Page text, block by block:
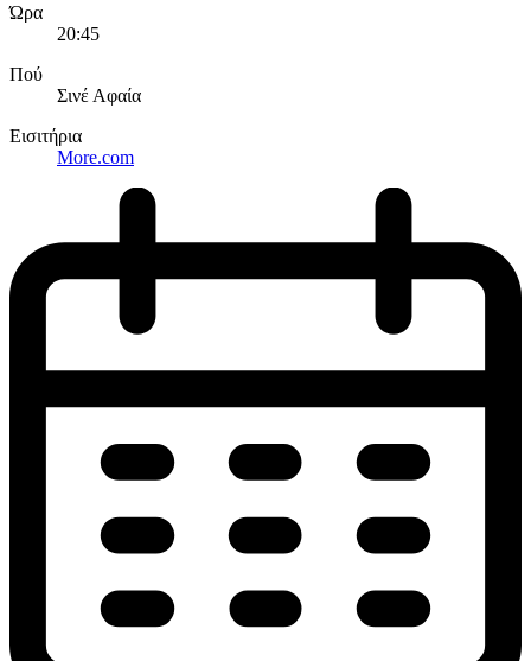
Ώρα
20:45
Πού
Σινέ Αφαία
Εισιτήρια
More.com